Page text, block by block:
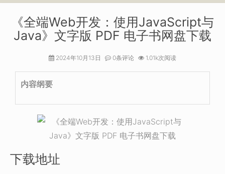
《全端Web开发：使用JavaScript与
Java》文字版 PDF 电子书网盘下载
2024年10月13日 0条评论 1.01k次阅读
内容纲要
下载地址